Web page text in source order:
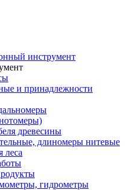
инструмент
и принадлежности
древесины
длиномеры нитевые
леса
гидрометры